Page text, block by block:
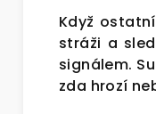
Když
stráži a
signálem.
zda hrozí